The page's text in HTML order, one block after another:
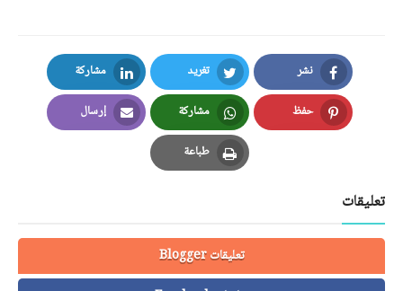
نشر
Facebook
تغريد
Twitter
مشاركة
LinkedIn
حفظ
Pinterest
مشاركة
Whatsapp
إرسال
Email
طباعة
Print
تعليقات
تعليقات Blogger